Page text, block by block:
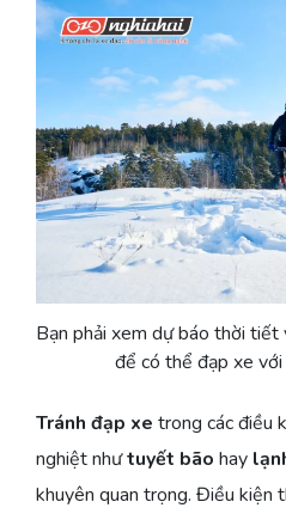
Bạn phải xem dự báo thời tiết
để có thể đạp xe
Tránh đạp xe trong các điều
nghiệt nhưtuyết bão hay
khuyên quan trọng. Điều kiện